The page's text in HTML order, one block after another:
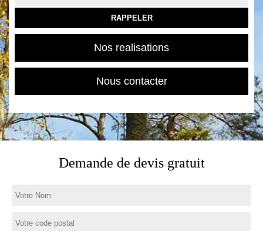
Nos realisations
Nous contacter
Demande de devis gratuit